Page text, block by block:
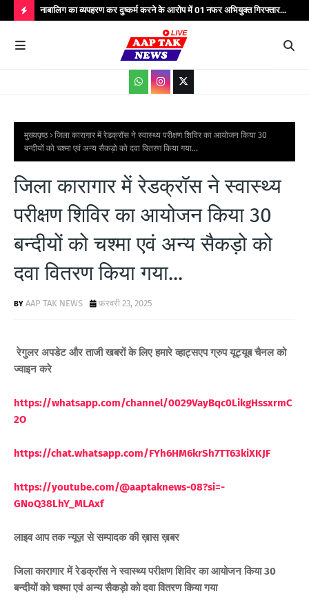
O
S
S
नाबालिग का व्यपहरण कर दुष्कर्म करने के आरोप में 01 नफर अभियुक्त गिरफ्तार...
मुख्यपृष्ठ
जिला कारागार में रेडक्रॉस ने स्वास्थ्य परीक्षण शिविर का आयोजन किया 30
बन्दीयों को चश्मा एवं अन्य सैकड़ो को दवा वितरण किया गया...
जिला कारागार में रेडक्रॉस ने स्वास्थ्य
परीक्षण शिविर का आयोजन किया 30
बन्दीयों को चश्मा एवं अन्य सैकड़ो को
दवा वितरण किया गया...
AAP TAK NEWS फ़रवरी 23, 2025
रेगुलर अपडेट और ताजी खबरों के लिए हमारे व्हाट्सएप ग्रुप यूट्यूब चैनल को
ज्वाइन करे
https://whatsapp.com/channel/0029VayBqc0LikgHssxrmC
2O
https://chat.whatsapp.com/FYh6HM6krSh7TT63kiXKJF
https://youtube.com/@aaptaknews-08?si=-
GNoQ38LhY_MLAxf
लाइव आप तक न्यूज़ से सम्पादक की ख़ास ख़बर
जिला कारागार में रेडक्रॉस ने स्वास्थ्य परीक्षण शिविर का आयोजन किया 30
बन्दीयों को चश्मा एवं अन्य सैकड़ो को दवा वितरण किया गया